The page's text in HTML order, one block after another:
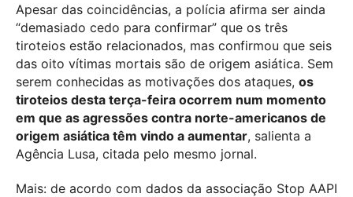
Apesar das coincidências, a polícia afirma ser ainda
“demasiado cedo para confirmar” que os três
tiroteios estão relacionados, mas confirmou que seis
das oito vítimas mortais são de origem asiática. Sem
serem conhecidas as motivações dos ataques, os
tiroteios desta terça-feira ocorrem num momento
em que as agressões contra norte-americanos de
origem asiática têm vindo a aumentar, salienta a
Agência Lusa, citada pelo mesmo jornal.
Mais: de acordo com dados da associação Stop AAPI